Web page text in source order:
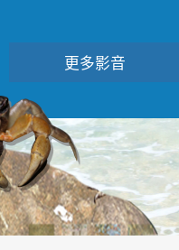
更多影音